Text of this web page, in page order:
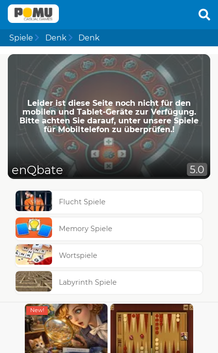
Spiele Denk Denk
Leider ist diese Seite noch nicht für den
mobilen und Tablet-Geräte zur Verfügung.
Bitte achten Sie darauf, unter unsere Spiele
für Mobiltelefon zu überprüfen.!
enQbate 5.0
Flucht Spiele
Memory Spiele
Wortspiele
Labyrinth Spiele